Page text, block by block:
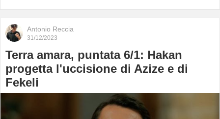
Antonio Reccia
31/12/2023
Terra amara, puntata 6/1: Hakan
progetta l'uccisione di Azize e di
Fekeli